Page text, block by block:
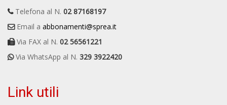
Telefona al N. 02 87168197
Email a abbonamenti@sprea.it
Via FAX al N. 02 56561221
Via WhatsApp al N. 329 3922420
Link utili